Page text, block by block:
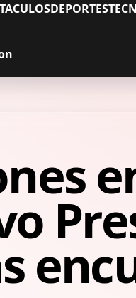
DEPORTES